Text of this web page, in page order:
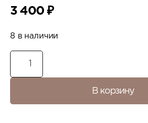
3 400₽
8 в наличии
В корзину